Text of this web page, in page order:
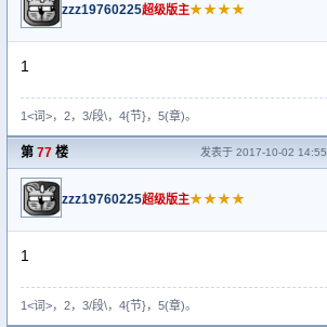
zzz19760225超级版主★★★★
1
1<词>，2，3/段\，4{节}，5(章)。
第 77 楼 发表于 2017-10-02 14:55
zzz19760225超级版主★★★★
1
1<词>，2，3/段\，4{节}，5(章)。